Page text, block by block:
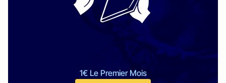
1€ Le Premier Mois